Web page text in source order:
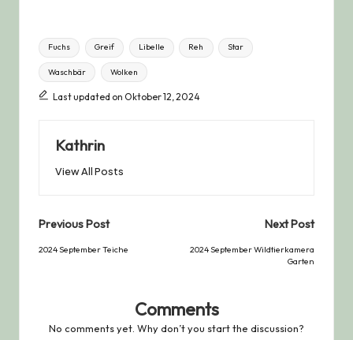
Tags:
Fuchs Greif Libelle Reh Star
Waschbär Wolken
Last updated on Oktober 12, 2024
Kathrin
View All Posts
Post
navigation
Previous Post
2024 September Teiche
Next Post
2024 September Wildtierkamera
Garten
Comments
No comments yet. Why don’t you start the discussion?